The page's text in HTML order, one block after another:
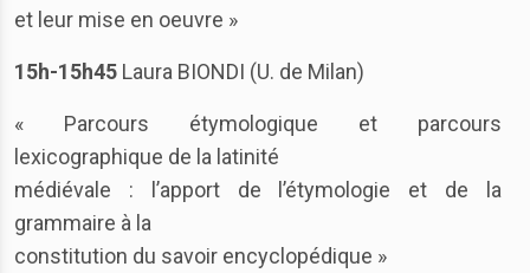
et leur mise en oeuvre »
15h-15h45 Laura BIONDI (U. de Milan)
« Parcours étymologique et parcours
lexicographique de la latinité
médiévale : l’apport de l’étymologie et de la
grammaire à la
constitution du savoir encyclopédique »